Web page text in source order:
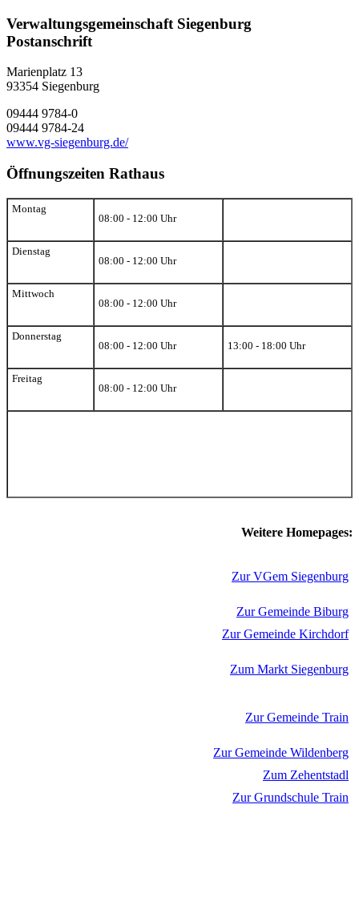
Verwaltungsgemeinschaft Siegenburg
Postanschrift
Marienplatz 13
93354 Siegenburg
09444 9784-0
09444 9784-24
www.vg-siegenburg.de/
Öffnungszeiten Rathaus
Montag
08:00 - 12:00 Uhr
Dienstag
08:00 - 12:00 Uhr
Mittwoch
08:00 - 12:00 Uhr
Donnerstag
08:00 - 12:00 Uhr
13:00 - 18:00 Uhr
Freitag
08:00 - 12:00 Uhr
Weitere Homepages:
Zur VGem Siegenburg
Zur Gemeinde Biburg
Zur Gemeinde Kirchdorf
Zum Markt Siegenburg
Zur Gemeinde Train
Zur Gemeinde Wildenberg
Zum Zehentstadl
Zur Grundschule Train